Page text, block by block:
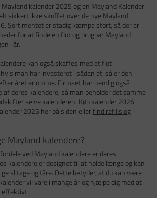
kalender 2025 og en Mayland Kalender
sikkert ikke skuffet over de nye Mayland
Sortimentet er stadig kæmpe stort, så der er
for at finde en flot og brugbar Mayland
i år.
kan også skaffes med et flot
man har investeret i sådan et, så er den
året er omme. Firmaet har nemlig også
af deres kalendere, så man beholder det samme
selve kalenderen. Køb kalender 2026
2025 her på siden ellerfind refills og
Mayland kalendere?
ved Mayland kalendere er deres
kalendere er designet til at holde længe og kan
slitage og tåre. Dette betyder, at du kan være
vil vare i mange år og hjælpe dig med at
effektivt.